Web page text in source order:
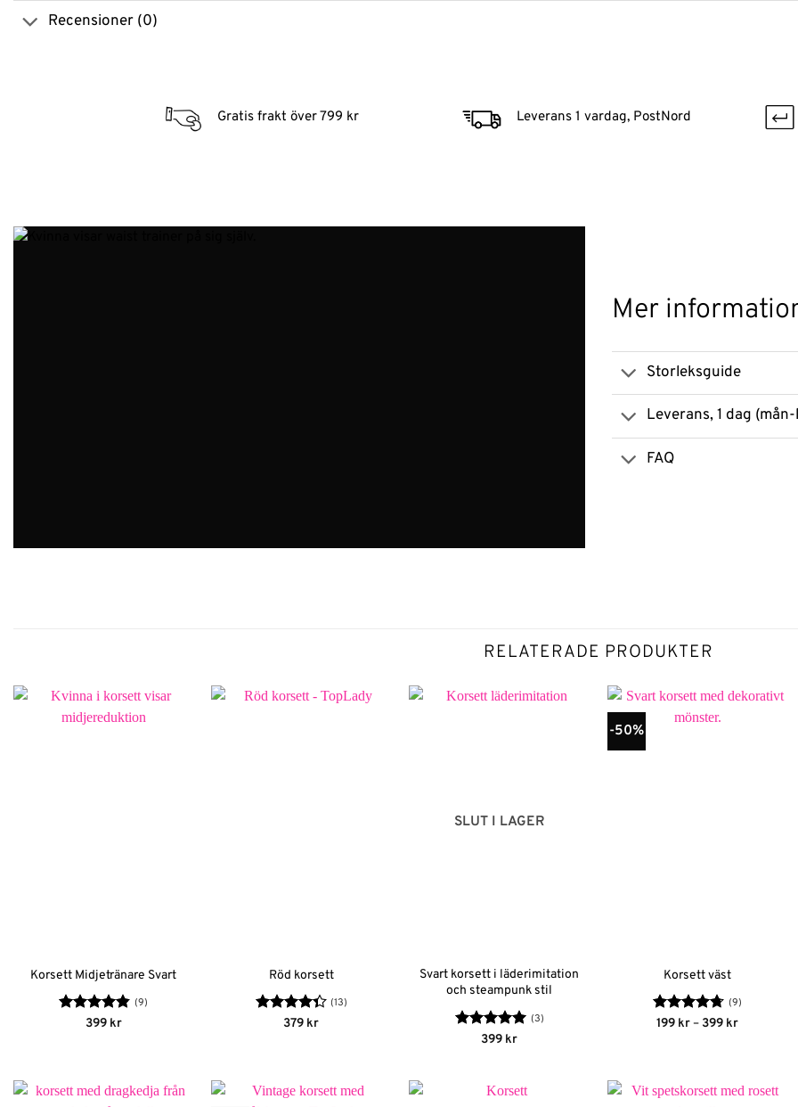
Recensioner (0)
Gratis frakt över 799 kr Leverans 1 vardag, PostNord
Mer
Storleksguide
Leverans, 1 dag
FAQ
RELATERADE PRODUKTER
Korsett Midjetränare Svart
Betygsatt
(9)
399 kr
Röd korsett
Betygsatt
(13)
379 kr
SLUT I LAGER
Svart korsett i läderimitation
och steampunk stil
Betygsatt5
(3)
399 kr
-50%
Korsett väst
Betygsatt
(9)
199 kr– 399 kr